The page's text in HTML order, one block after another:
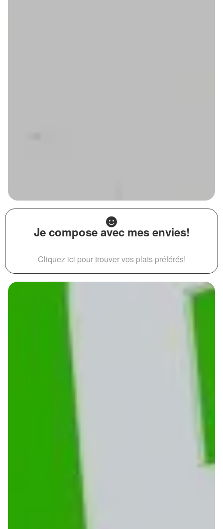
Je compose avec mes envies!
Cliquez ici pour trouver vos plats préférés!